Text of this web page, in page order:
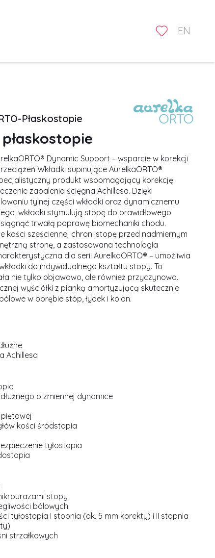
EN
Płaskostopie
Dynamic Support – wsparcie w korekcji
Wkładki supinujące AurelkaORTO®
produkt wspomagający korekcję
zapalenia ścięgna Achillesa. Dzięki
tylnej części wkładki oraz dynamicznemu
wkładki stymulują stopę do prawidłowego
trwałą poprawę biomechaniki chodu.
kości sześciennej chroni stopę przed nadmiernym
stronę, a zastosowana technologia
dla serii AurelkaORTO® – umożliwia
do indywidualnego kształtu stopy. To
nie tylko objawowo, ale również przyczynowo.
wyściółki z pianką amortyzującą skutecznie
w obrębie stóp, łydek i kolan.
Achillesa
o zmiennej dynamice
kości śródstopia
tyłostopia
stopy
bólowych
tyłostopia I stopnia (ok. 5 mm korekty) i II stopnia
strzałkowych